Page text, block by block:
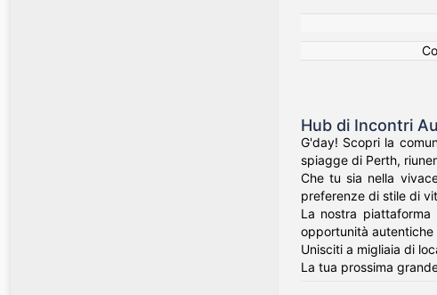
Hub di Incontri
G'day! Scopri la
spiagge di Perth,
Che tu sia nella
preferenze di stile di
La nostra
opportunità autentiche
Unisciti a migliaia di
La tua prossima